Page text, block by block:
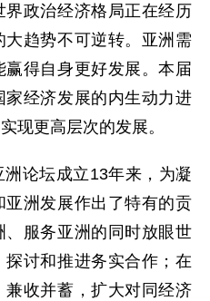
政治经济格局正在经历
趋势不可逆转。亚洲需
得自身更好发展。本届
经济发展的内生动力进
现更高层次的发展。
论坛成立13年来，为凝
洲发展作出了特有的贡
服务亚洲的同时放眼世
讨和推进务实合作；在
兼收并蓄，扩大对同经济